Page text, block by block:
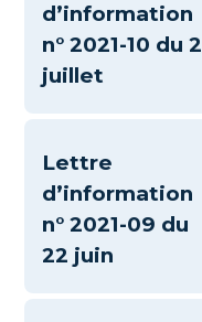
d’information
n° 2021-10 du 2
juillet
Lettre
d’information
n° 2021-09 du
22 juin